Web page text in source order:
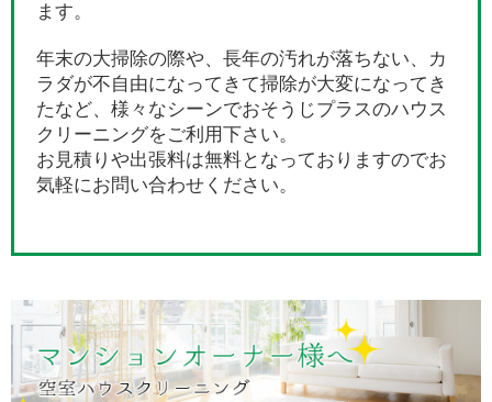
ます。
年末の大掃除の際や、長年の汚れが落ちない、カ
ラダが不自由になってきて掃除が大変になってき
たなど、様々なシーンでおそうじプラスのハウス
クリーニングをご利用下さい。
お見積りや出張料は無料となっておりますのでお
気軽にお問い合わせください。